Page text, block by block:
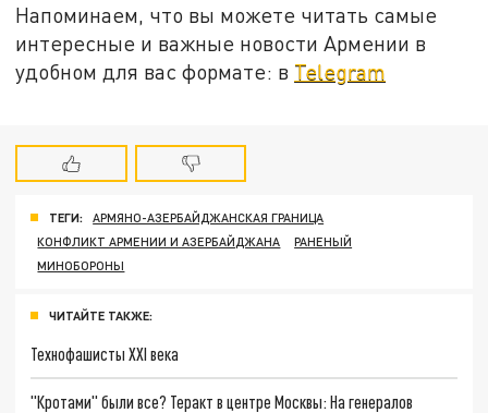
Напоминаем, что вы можете читать самые
интересные и важные новости Армении в
удобном для вас формате: в Telegram
ТЕГИ:
АРМЯНО-АЗЕРБАЙДЖАНСКАЯ ГРАНИЦА
КОНФЛИКТ АРМЕНИИ И АЗЕРБАЙДЖАНА
РАНЕНЫЙ
МИНОБОРОНЫ
ЧИТАЙТЕ ТАКЖЕ:
Технофашисты XXI века
"Кротами" были все? Теракт в центре Москвы: На генералов